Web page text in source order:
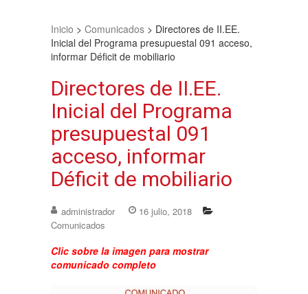
Inicio >Comunicados > Directores de II.EE.
Inicial del Programa presupuestal 091 acceso,
informar Déficit de mobiliario
Directores de II.EE.
Inicial del Programa
presupuestal 091
acceso, informar
Déficit de mobiliario
administrador
16 julio, 2018
Comunicados
Clic sobre la imagen para mostrar
comunicado completo